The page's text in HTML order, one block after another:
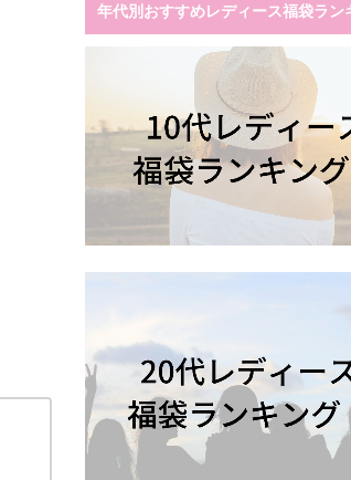
年代別おすすめレディース福袋ラン